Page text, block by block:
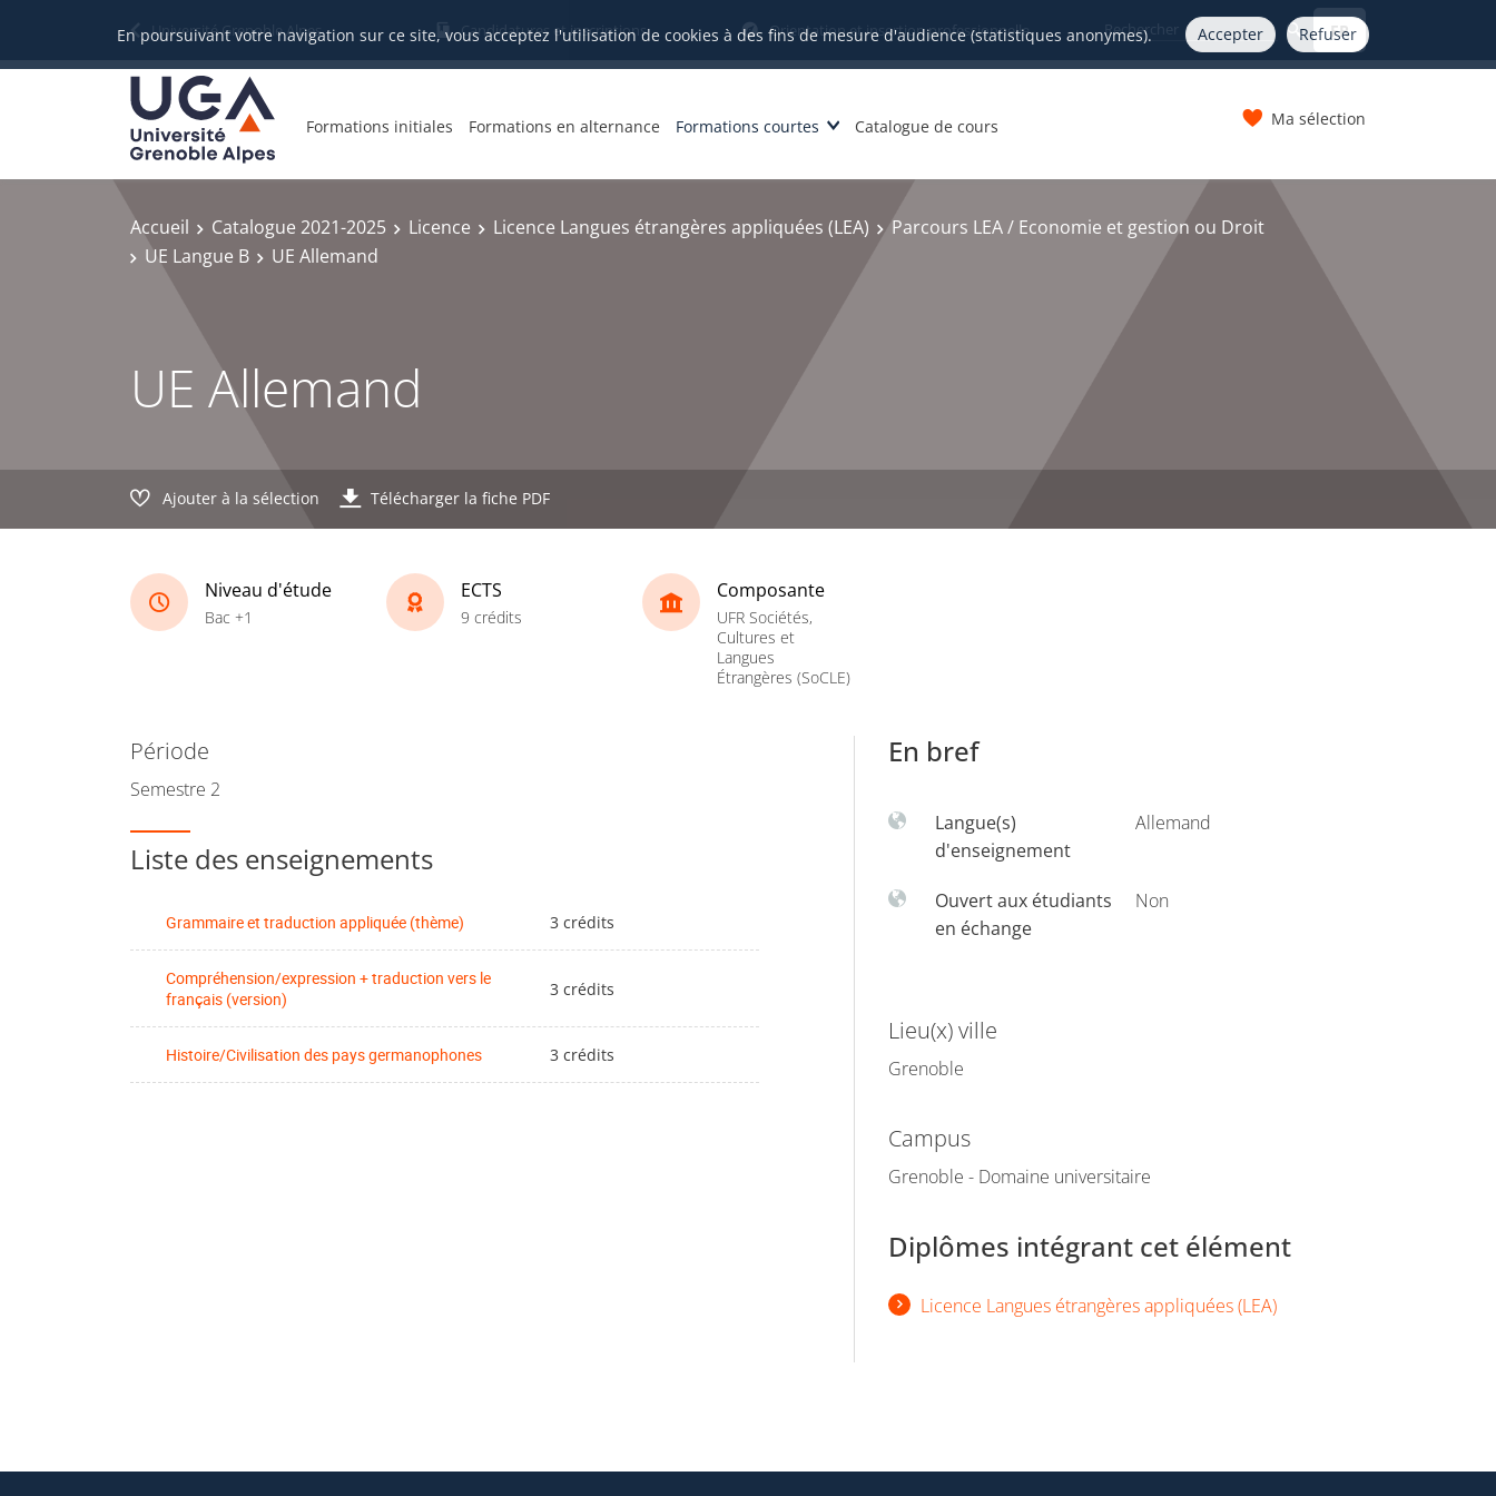
En poursuivant votre navigation sur ce site, vous acceptez l'utilisation de cookies à des fins de mesure d'audience (statistiques anonymes). Accepter Refuser
Université Grenoble Alpes Candidatures et inscriptions Orientation et insertion professionnelle FR
Formations initiales Formations en alternance Formations courtes Catalogue de cours Ma sélection
Accueil Catalogue 2021-2025 Licence Licence Langues étrangères appliquées (LEA)
Parcours LEA / Economie et gestion ou Droit
UE Langue B
UE Allemand
UE Allemand
Ajouter à la sélection Télécharger la fiche PDF
Niveau d'étude
Bac +1
ECTS
9 crédits
Composante
UFR Sociétés,
Cultures et
Langues
Étrangères (SoCLE)
Période
Semestre 2
Liste des enseignements
Grammaire et traduction appliquée (thème) 3 crédits
Compréhension/expression + traduction vers le
français (version)
3 crédits
Histoire/Civilisation des pays germanophones 3 crédits
En bref
Langue(s)
d'enseignement
Allemand
Ouvert aux étudiants
en échange
Non
Lieu(x) ville
Grenoble
Campus
Grenoble - Domaine universitaire
Diplômes intégrant cet élément
Licence Langues étrangères appliquées (LEA)